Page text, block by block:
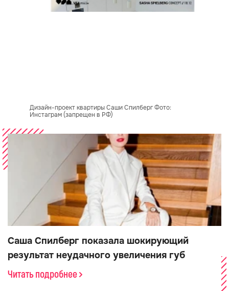
Дизайн-проект квартиры Саши Спилберг Фото:
Инстаграм (запрещен в РФ)
Саша Спилберг показала шокирующий
результат неудачного увеличения губ
Читать подробнее